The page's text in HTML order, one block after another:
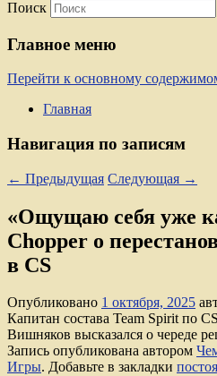
Поиск
Главное меню
Перейти к основному
Главная
Навигация по записям
← Предыдущая Следующая →
«Ощущаю себя уже
Chopper о
в CS
Опубликовано 1 октября, 2025
Капитан состава Team Spirit по
Вишняков высказался о череде
Запись опубликована автором
Игры. Добавьте в закладки